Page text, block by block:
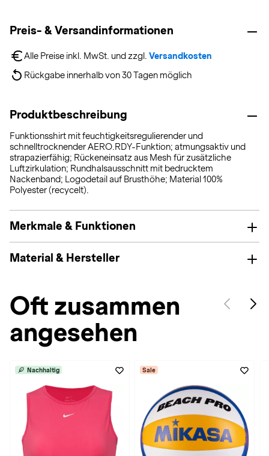
Preis- & Versandinformationen
Alle Preise inkl. MwSt. und zzgl. Versandkosten
Rückgabe innerhalb von 30 Tagen möglich
Produktbeschreibung
Funktionsshirt mit feuchtigkeitsregulierender und
schnelltrocknender AERO.RDY-Funktion; atmungsaktiv und
strapazierfähig; Rückeneinsatz aus Mesh für zusätzliche
Luftzirkulation; Rundhalsausschnitt mit bedrucktem
Nackenband; Logodetail auf Brusthöhe; Material 100%
Polyester (recycelt).
Merkmale & Funktionen
Material & Hersteller
Oft zusammen
angesehen
Nachhaltig Sale